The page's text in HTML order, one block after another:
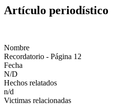
Artículo periodístico
Nombre
Recordatorio - Página 12
Fecha
N/D
Hechos relatados
n/d
Victimas relacionadas